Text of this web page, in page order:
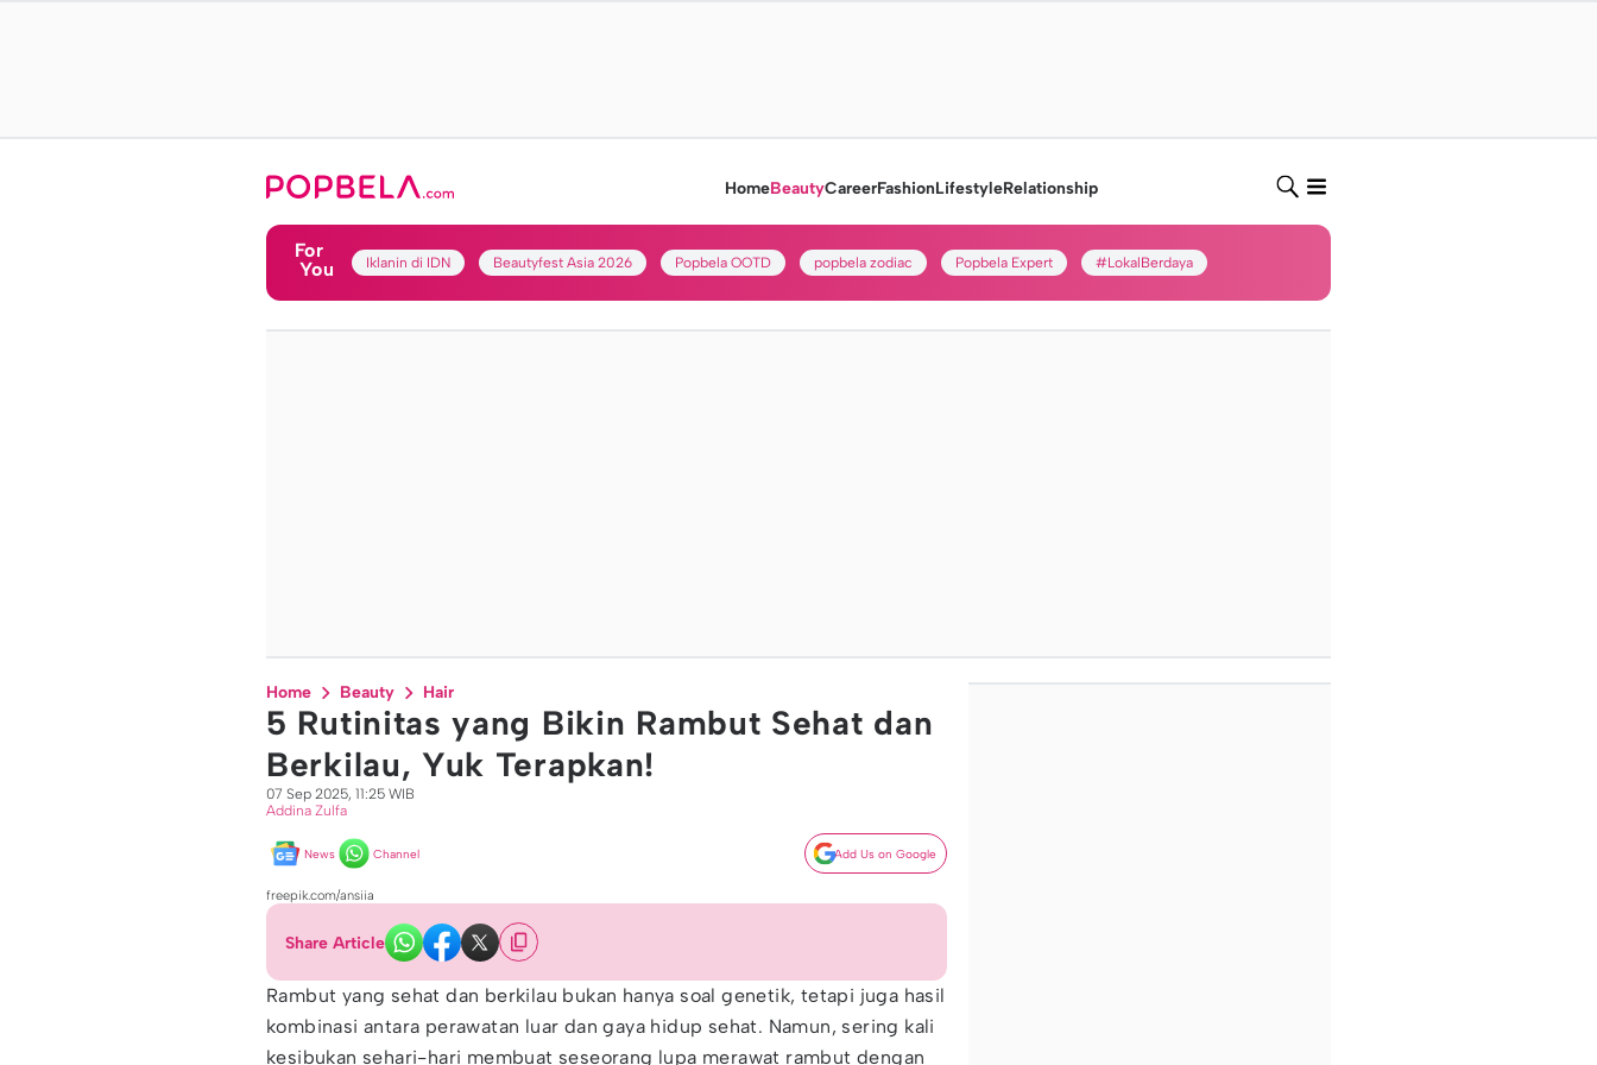
HomeBeautyCareerFashionLifestyleRelationship
For
You
Iklanin di IDN Beautyfest Asia 2026 Popbela OOTD popbela zodiac Popbela Expert #LokalBerdaya
Home Beauty Hair
5 Rutinitas yang Bikin Rambut Sehat dan
Berkilau, Yuk Terapkan!
07 Sep 2025, 11:25 WIB
Addina Zulfa
News Channel Add Us on Google
freepik.com/ansiia
Share Article
Rambut yang sehat dan berkilau bukan hanya soal genetik, tetapi juga hasil
kombinasi antara perawatan luar dan gaya hidup sehat. Namun, sering kali
kesibukan sehari-hari membuat seseorang lupa merawat rambut dengan